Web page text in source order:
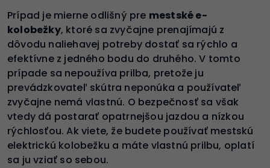
Prípad je mierne odlišný pre mestské e-
kolobežky, ktoré sa zvyčajne prenajímajú z
dôvodu naliehavej potreby dostať sa rýchlo a
efektívne z jedného bodu do druhého. V tomto
prípade sa nepoužíva prilba, pretože ju
prevádzkovateľ skútra neponúka a používateľ
zvyčajne nemá vlastnú. O bezpečnosť sa však
vtedy dá postarať opatrnejšou jazdou a nízkou
rýchlosťou. Ak viete, že budete používať mestskú
elektrickú kolobežku a máte vlastnú prilbu, oplatí
sa ju vziať so sebou.